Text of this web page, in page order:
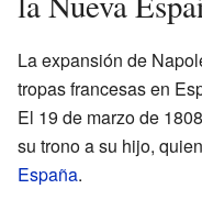
La expansión de
tropas francesas en
El 19 de marzo de
su trono a su hijo,
España.